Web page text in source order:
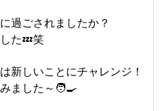
過ごされましたか？
た💤笑
新しいことにチャレンジ！
ました～🧑‍🍳